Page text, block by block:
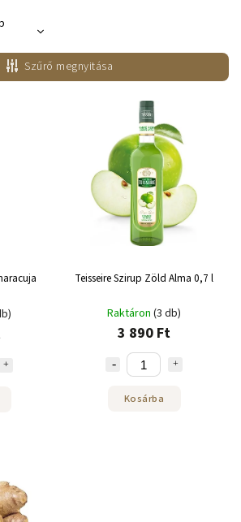
Szűrő megnyitása
Teisseire Szirup Zöld Alma 0,7 l
Raktáron (3 db)
3 890 Ft
Kosárba